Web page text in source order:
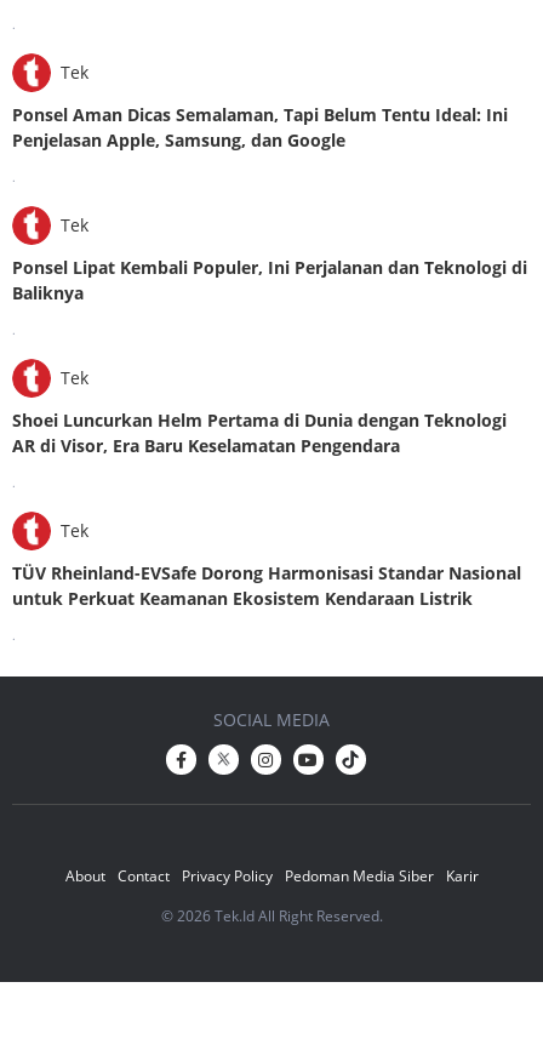
Tek
Ponsel Aman Dicas Semalaman, Tapi Belum Tentu Ideal: Ini
Penjelasan Apple, Samsung, dan Google
Tek
Ponsel Lipat Kembali Populer, Ini Perjalanan dan Teknologi di
Baliknya
Tek
Shoei Luncurkan Helm Pertama di Dunia dengan Teknologi
AR di Visor, Era Baru Keselamatan Pengendara
Tek
TÜV Rheinland-EVSafe Dorong Harmonisasi Standar Nasional
untuk Perkuat Keamanan Ekosistem Kendaraan Listrik
About Contact Privacy Policy Pedoman Media Siber
Karir
© 2026 Tek.Id All Right Reserved.
SOCIAL MEDIA